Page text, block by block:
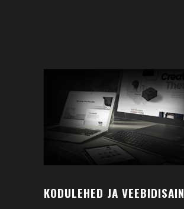
KODULEHED JA VEEBIDISAIN